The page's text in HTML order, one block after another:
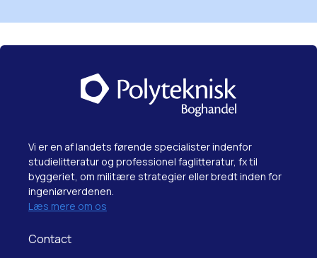
Vi er en af landets førende specialister indenfor
studielitteratur og professionel faglitteratur, fx til
byggeriet, om militære strategier eller bredt inden for
ingeniørverdenen.
Læs mere om os
Contact